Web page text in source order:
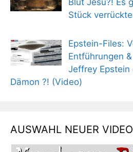
Blut Jesu?! Es
Stück
Epstein-Files:
Entführungen
Jeffrey Epstein
Dämon ?! (Video)
AUSWAHL NEUER